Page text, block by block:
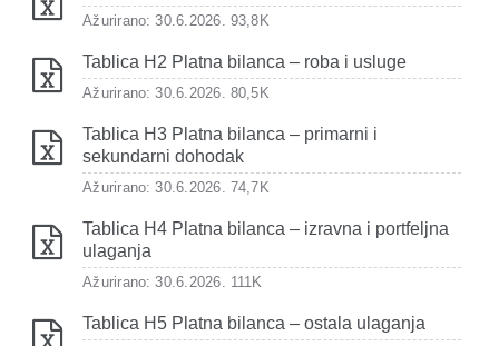
Ažurirano: 30.6.2026. 93,8K
Tablica H2 Platna bilanca – roba i usluge
Ažurirano: 30.6.2026. 80,5K
Tablica H3 Platna bilanca – primarni i
sekundarni dohodak
Ažurirano: 30.6.2026. 74,7K
Tablica H4 Platna bilanca – izravna i portfeljna
ulaganja
Ažurirano: 30.6.2026. 111K
Tablica H5 Platna bilanca – ostala ulaganja